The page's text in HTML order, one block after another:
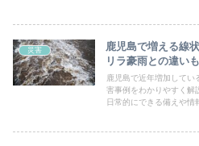
災害
鹿児島で増える線
リラ豪雨との違い
鹿児島で近年増加してい
害事例をわかりやすく解
日常的にできる備えや情